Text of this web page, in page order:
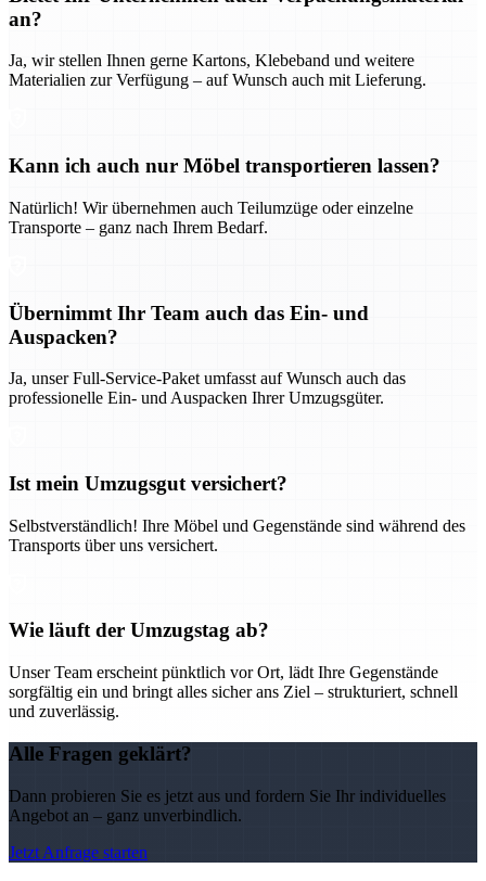
an?
Ja, wir stellen Ihnen gerne Kartons, Klebeband und weitere
Materialien zur Verfügung – auf Wunsch auch mit Lieferung.
Kann ich auch nur Möbel transportieren lassen?
Natürlich! Wir übernehmen auch Teilumzüge oder einzelne
Transporte – ganz nach Ihrem Bedarf.
Übernimmt Ihr Team auch das Ein- und
Auspacken?
Ja, unser Full-Service-Paket umfasst auf Wunsch auch das
professionelle Ein- und Auspacken Ihrer Umzugsgüter.
Ist mein Umzugsgut versichert?
Selbstverständlich! Ihre Möbel und Gegenstände sind während des
Transports über uns versichert.
Wie läuft der Umzugstag ab?
Unser Team erscheint pünktlich vor Ort, lädt Ihre Gegenstände
sorgfältig ein und bringt alles sicher ans Ziel – strukturiert, schnell
und zuverlässig.
Alle Fragen geklärt?
Dann probieren Sie es jetzt aus und fordern Sie Ihr individuelles
Angebot an – ganz unverbindlich.
Jetzt Anfrage starten